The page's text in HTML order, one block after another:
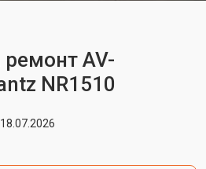
AV-
NR1510